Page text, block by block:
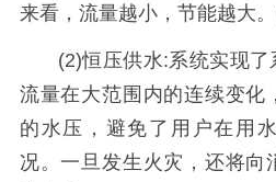
来看，流量越小，节能越大
(2)恒压供水:系统实现
流量在大范围内的连续变化
的水压，避免了用户在用
况。一旦发生火灾，还将向